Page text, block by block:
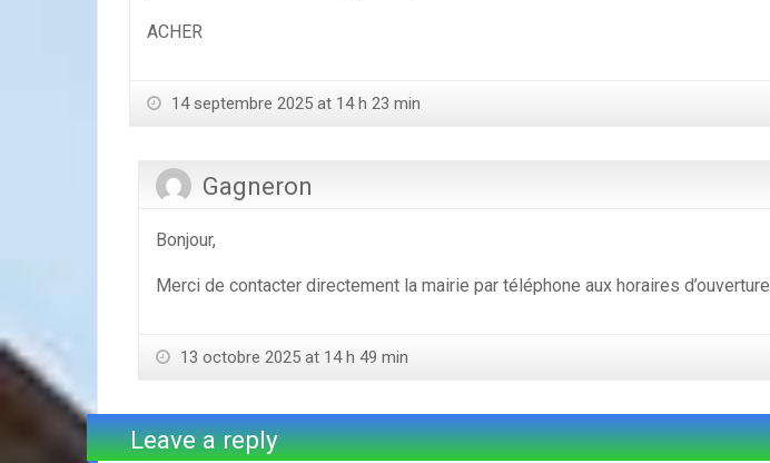
ACHER
14 septembre 2025 at 14 h 23 min
Gagneron
Bonjour,
Merci de contacter directement la mairie par téléphone aux horaires d’ouverture.
13 octobre 2025 at 14 h 49 min
Leave a reply